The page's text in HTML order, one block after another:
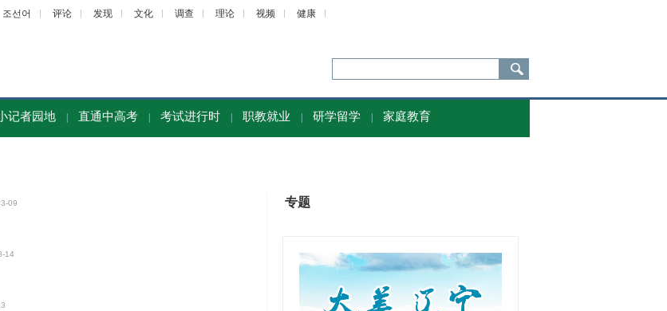
조선어 评论 发现 文化 调查 理论 视频 健康
记者园地 直通中高考 考试进行时 职教就业 研学留学 家庭教育
09
14
专题